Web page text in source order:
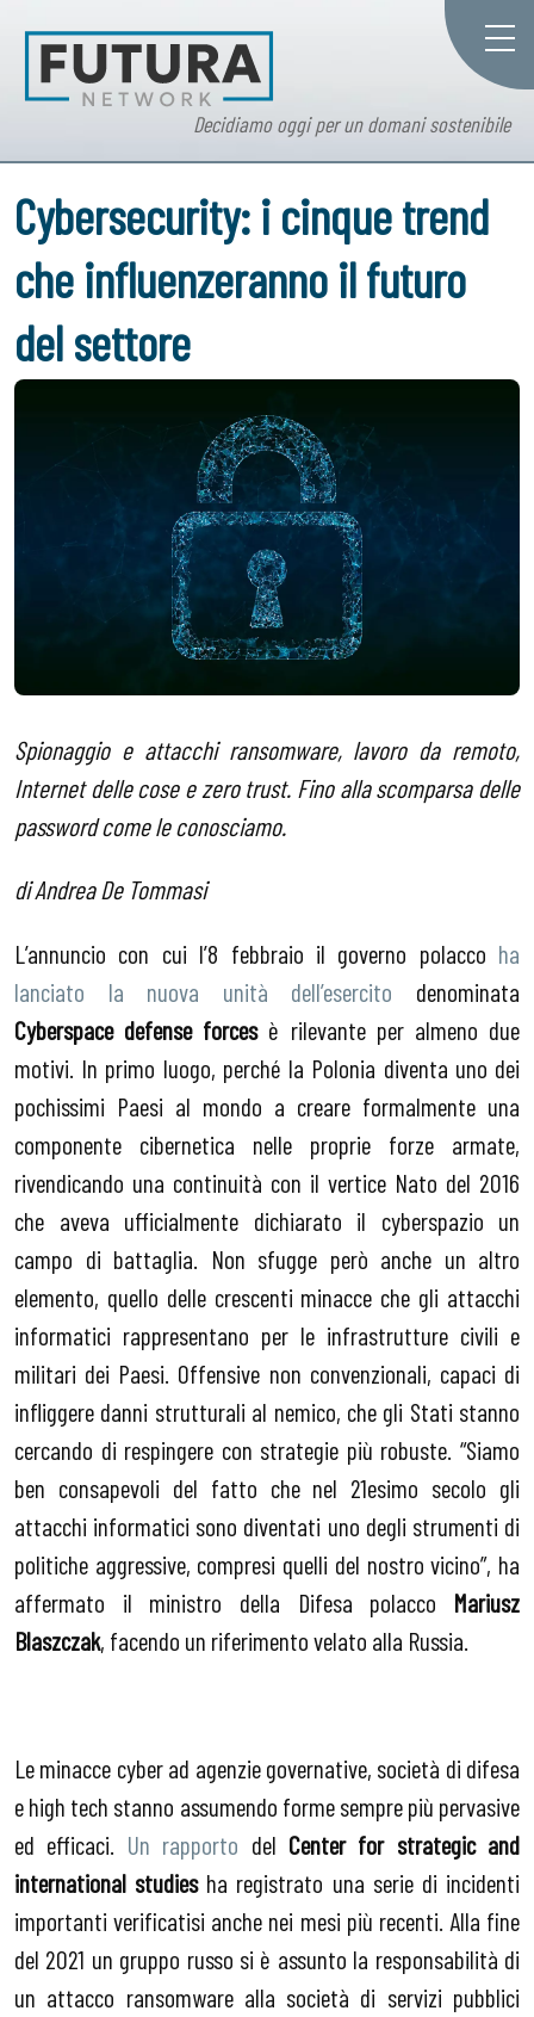
Decidiamo oggi per un domani sostenibile
Cybersecurity: i cinque trend
che influenzeranno il futuro
del settore
Spionaggio e attacchi ransomware, lavoro da remoto,
Internet delle cose e zero trust. Fino alla scomparsa delle
password come le conosciamo.
di Andrea De Tommasi
L’annuncio con cui l’8 febbraio il governo polacco ha
lanciato la nuova unità dell’esercito denominata
Cyberspace defense forcesè rilevante per almeno due
motivi. In primo luogo, perché la Polonia diventa uno dei
pochissimi Paesi al mondo a creare formalmente una
componente cibernetica nelle proprie forze armate,
rivendicando una continuità con il vertice Nato del 2016
che aveva ufficialmente dichiarato il cyberspazio un
campo di battaglia. Non sfugge però anche un altro
elemento, quello delle crescenti minacce che gli attacchi
informatici rappresentano per le infrastrutture civili e
militari dei Paesi. Offensive non convenzionali, capaci di
infliggere danni strutturali al nemico, che gli Stati stanno
cercando di respingere con strategie più robuste. “Siamo
ben consapevoli del fatto che nel 21esimo secolo gli
attacchi informatici sono diventati uno degli strumenti di
politiche aggressive, compresi quelli del nostro vicino”, ha
affermato il ministro della Difesa polacco Mariusz
Blaszczak, facendo un riferimento velato alla Russia.
Le minacce cyber ad agenzie governative, società di difesa
e high tech stanno assumendo forme sempre più pervasive
ed efficaci. Un rapporto del Center for strategic and
international studiesha registrato una serie di incidenti
importanti verificatisi anche nei mesi più recenti. Alla fine
del 2021 un gruppo russo si è assunto la responsabilità di
un attacco ransomware alla società di servizi pubblici